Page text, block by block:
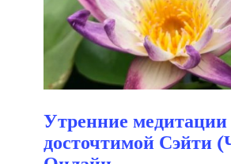
Утренние медитации
досточтимой Сэйти